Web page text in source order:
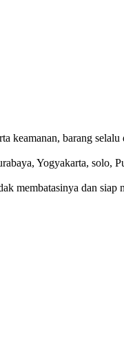
keamanan, barang
Yogyakarta, solo,
membatasinya dan siap